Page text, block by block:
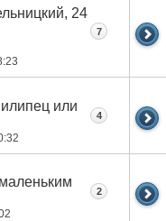
24
7
или
4
2